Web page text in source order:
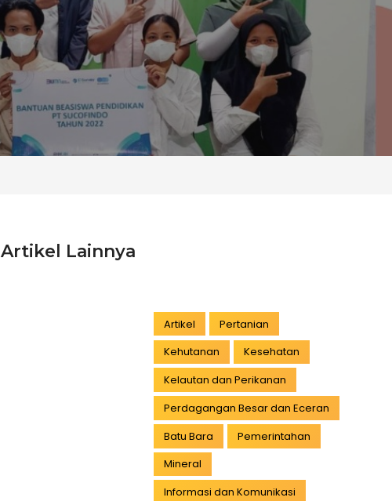
Artikel Lainnya
Artikel
Pertanian
Kehutanan
Kesehatan
Kelautan dan Perikanan
Perdagangan Besar dan Eceran
Batu Bara
Pemerintahan
Mineral
Informasi dan Komunikasi